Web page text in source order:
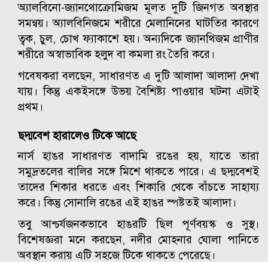
অ্যালবিনো-জ্যানথোক্রোমিজম মূলত দুটি জিনগত অবস্থার
সমন্বয়। অ্যালবিনিজমে শরীরে মেলানিনের ঘাটতির কারণে
ত্বক, চুল, চোখ ফ্যাকাশে হয়। অন্যদিকে জ্যানথিজম প্রাণীর
শরীরে অস্বাভাবিক হলুদ বা কমলা রং তৈরি করে।
গবেষকরা বলছেন, সাধারণত এ দুটি আলাদা আলাদা দেখা
যায়। কিন্তু একইসঙ্গে উভয় বৈশিষ্ট্য পাওয়ার ঘটনা এটাই
প্রথম।
ছদ্মবেশ হারালেও টিকে আছে
নার্স হাঙর সাধারণত বাদামি রঙের হয়, যাতে তারা
সমুদ্রতলের বালির সঙ্গে মিশে থাকতে পারে। এ ছদ্মবেশই
তাদের শিকার ধরতে এবং শিকারি থেকে বাঁচতে সাহায্য
করে। কিন্তু সোনালি রঙের এই হাঙর স্পষ্টতই আলাদা।
তবু আশ্চর্যজনকভাবে হাঙরটি ছিল পূর্ণবয়স্ক ও সুস্থ।
বিশেষজ্ঞরা মনে করছেন, নদীর মোহনার ঘোলা পানিতে
অবস্থান করায় এটি সহজে টিকে থাকতে পেরেছে।